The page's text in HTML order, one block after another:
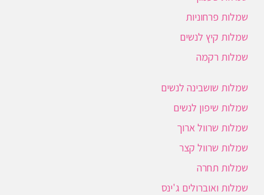
שמלות פרחוניות
שמלות קיץ לנשים
שמלות רקמה
שמלות שושבינה לנשים
שמלות שיפון לנשים
שמלות שרוול ארוך
שמלות שרוול קצר
שמלות תחרה
שמלות ואוברולים ג'ינס